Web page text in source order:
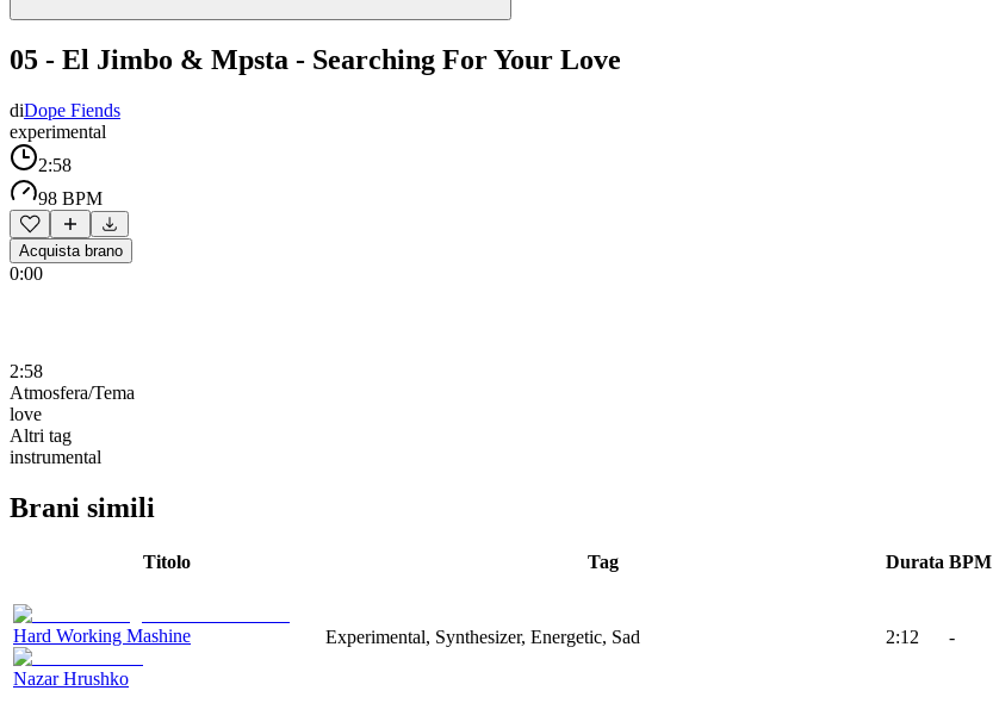
05 - El Jimbo & Mpsta - Searching For Your Love
diDope Fiends
experimental
2:58
98 BPM
Acquista brano
0:00
2:58
Atmosfera/Tema
love
Altri tag
instrumental
Brani simili
Titolo Tag Durata BPM
Hard Working Mashine
Nazar Hrushko
Experimental, Synthesizer, Energetic, Sad 2:12 -